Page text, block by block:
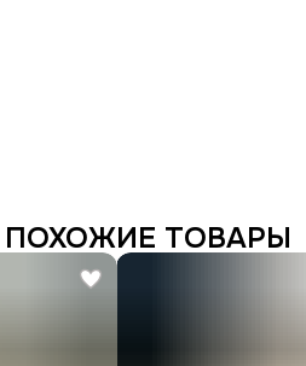
ПОХОЖИЕ ТОВАРЫ